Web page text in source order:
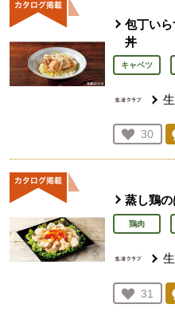
包丁い
丼
キャベツ
お気に
30
人が
蒸し鶏
鶏肉
お気に
31
人が